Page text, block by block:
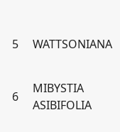
5 WATTSONIANA
6
MIBYSTIA
ASIBIFOLIA